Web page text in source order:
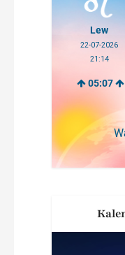
Lew
22-07-2026
21:14
05:07